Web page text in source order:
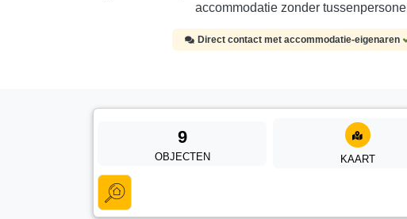
accommodatie zonder
Direct contact met accommodatie-eigenaren
9
OBJECTEN KAART